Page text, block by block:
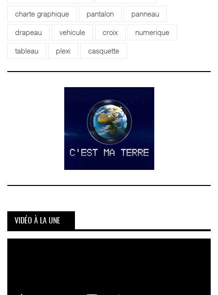
charte graphique pantalon panneau
drapeau vehicule croix numerique
tableau plexi casquette
VIDÉO À LA UNE